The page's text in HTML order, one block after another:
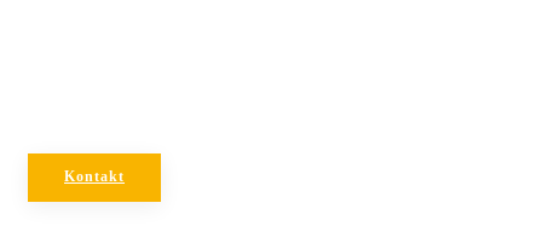
Kontakt